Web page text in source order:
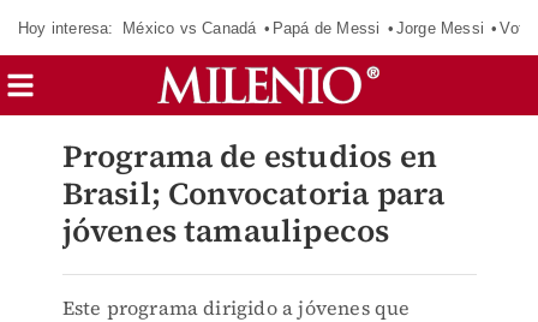
Hoy interesa: México vs Canadá Papá de Messi Jorge Messi
Programa de estudios en
Brasil; Convocatoria para
jóvenes tamaulipecos
Este programa dirigido a jóvenes que